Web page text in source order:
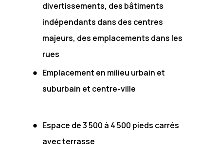
divertissements, des bâtiments
indépendants dans des centres
majeurs, des emplacements dans les
rues
Emplacement en milieu urbain et
suburbain et centre-ville
Espace de 3 500 à 4 500 pieds carrés
avec terrasse